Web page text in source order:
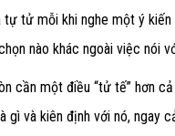
tử mỗi khi nghe một ý
nào khác ngoài việc nói
cần một điều “tử tế” hơn
gì và kiên định với nó, ngay